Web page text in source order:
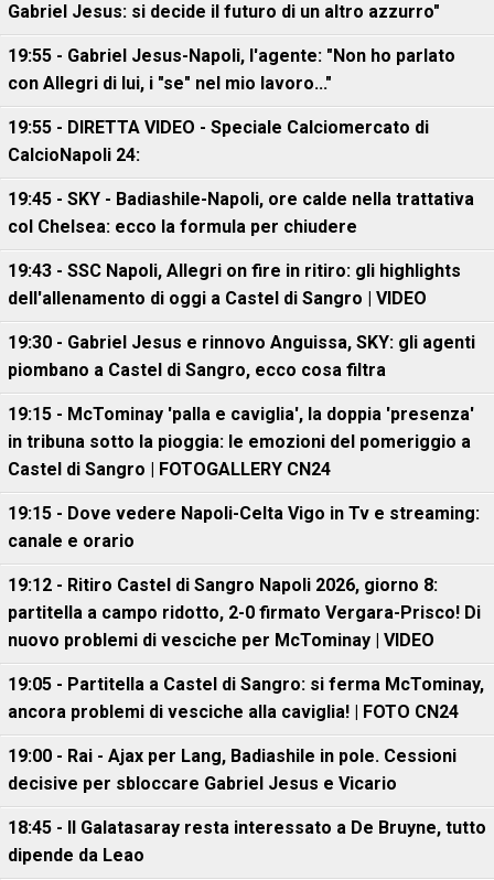
Gabriel Jesus: si decide il futuro di un altro azzurro"
19:55 - Gabriel Jesus-Napoli, l'agente: "Non ho parlato
con Allegri di lui, i "se" nel mio lavoro..."
19:55 - DIRETTA VIDEO - Speciale Calciomercato di
CalcioNapoli 24:
19:45 - SKY - Badiashile-Napoli, ore calde nella trattativa
col Chelsea: ecco la formula per chiudere
19:43 - SSC Napoli, Allegri on fire in ritiro: gli highlights
dell'allenamento di oggi a Castel di Sangro | VIDEO
19:30 - Gabriel Jesus e rinnovo Anguissa, SKY: gli agenti
piombano a Castel di Sangro, ecco cosa filtra
19:15 - McTominay 'palla e caviglia', la doppia 'presenza'
in tribuna sotto la pioggia: le emozioni del pomeriggio a
Castel di Sangro | FOTOGALLERY CN24
19:15 - Dove vedere Napoli-Celta Vigo in Tv e streaming:
canale e orario
19:12 - Ritiro Castel di Sangro Napoli 2026, giorno 8:
partitella a campo ridotto, 2-0 firmato Vergara-Prisco! Di
nuovo problemi di vesciche per McTominay | VIDEO
19:05 - Partitella a Castel di Sangro: si ferma McTominay,
ancora problemi di vesciche alla caviglia! | FOTO CN24
19:00 - Rai - Ajax per Lang, Badiashile in pole. Cessioni
decisive per sbloccare Gabriel Jesus e Vicario
18:45 - Il Galatasaray resta interessato a De Bruyne, tutto
dipende da Leao